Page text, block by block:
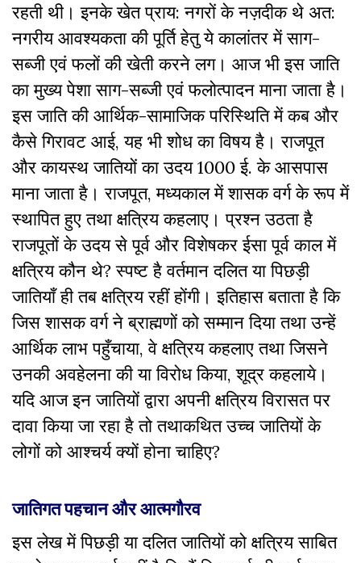
रहती थी। इनके खेत प्राय: नगरों के नज़दीक थे अत:
नगरीय आवश्यकता की पूर्ति हेतु ये कालांतर में साग-
सब्जी एवं फलों की खेती करने लग। आज भी इस जाति
का मुख्य पेशा साग-सब्जी एवं फलोत्पादन माना जाता है।
इस जाति की आर्थिक-सामाजिक परिस्थिति में कब और
कैसे गिरावट आई, यह भी शोध का विषय है। राजपूत
और कायस्थ जातियों का उदय 1000 ई. के आसपास
माना जाता है। राजपूत, मध्यकाल में शासक वर्ग के रूप में
स्थापित हुए तथा क्षत्रिय कहलाए। प्रश्न उठता है
राजपूतों के उदय से पूर्व और विशेषकर ईसा पूर्व काल में
क्षत्रिय कौन थे? स्पष्ट है वर्तमान दलित या पिछड़ी
जातियाँ ही तब क्षत्रिय रहीं होंगी। इतिहास बताता है कि
जिस शासक वर्ग ने ब्राह्मणों को सम्मान दिया तथा उन्हें
आर्थिक लाभ पहुँचाया, वे क्षत्रिय कहलाए तथा जिसने
उनकी अवहेलना की या विरोध किया, शूद्र कहलाये।
यदि आज इन जातियों द्वारा अपनी क्षत्रिय विरासत पर
दावा किया जा रहा है तो तथाकथित उच्च जातियों के
लोगों को आश्चर्य क्यों होना चाहिए?
जातिगत पहचान और आत्मगौरव
इस लेख में पिछड़ी या दलित जातियों को क्षत्रिय साबित